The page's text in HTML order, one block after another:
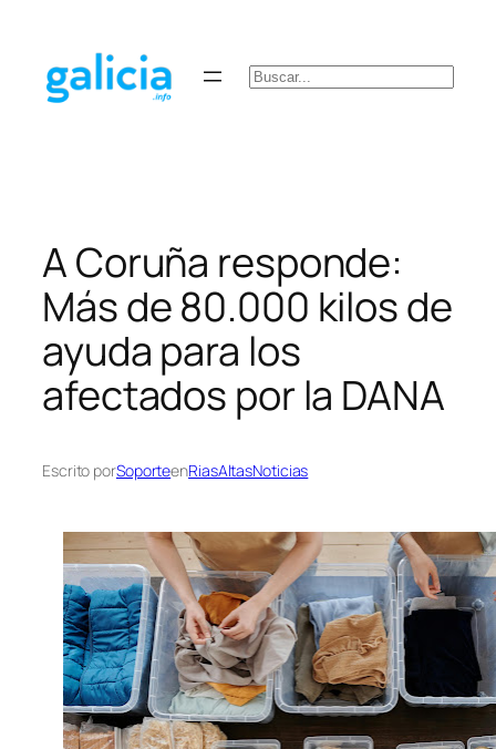
contenido
Buscar
A Coruña responde:
Más de 80.000 kilos de
ayuda para los
afectados por la DANA
Escrito porSoporteenRiasAltasNoticias